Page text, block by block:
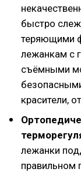
быстро
теряющими
лежанкам с
съёмными
красители,
лежанки
правильном